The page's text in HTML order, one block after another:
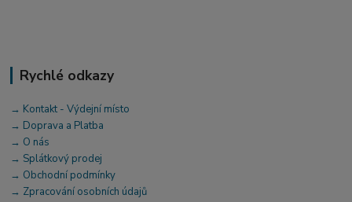
Rychlé odkazy
→ Kontakt - Výdejní místo
→ Doprava a Platba
→ O nás
→ Splátkový prodej
→ Obchodní podmínky
→ Zpracování osobních údajů